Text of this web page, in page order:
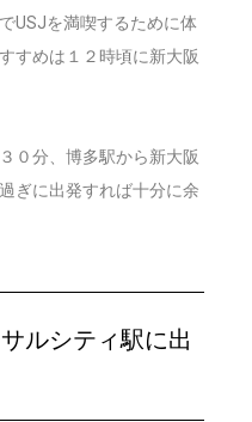
USJを満喫するために体
すめは１２時頃に新大阪
０分、博多駅から新大阪
ぎに出発すれば十分に余
ルシティ駅に出